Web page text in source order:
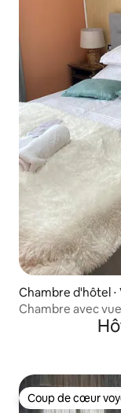
Chambre d'hôtel ⋅
Chambre avec
Coup de cœur
Coup de cœur